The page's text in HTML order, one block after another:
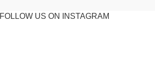
FOLLOW US ON INSTAGRAM